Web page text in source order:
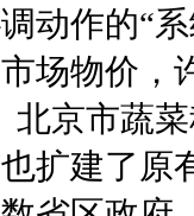
动作的“
场物价，
北京市蔬
扩建了原